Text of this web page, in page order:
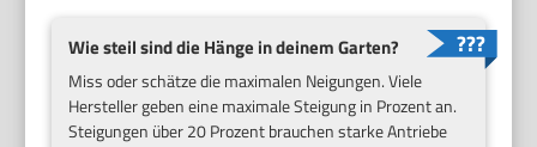
Wie steil sind die Hänge in deinem Garten?
Miss oder schätze die maximalen Neigungen. Viele
Hersteller geben eine maximale Steigung in Prozent an.
Steigungen über 20 Prozent brauchen starke Antriebe